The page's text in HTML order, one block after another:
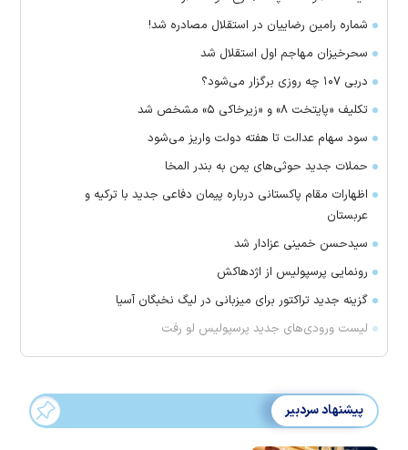
شماره رامین رضاییان در استقلال مصادره شد!
سحرخیزان مهاجم اول استقلال شد
دربی ۱۰۷ چه روزی برگزار می‌شود؟
تکلیف «پایتخت ۸» و «زیرخاکی ۵» مشخص شد
سود سهام عدالت تا هفته دولت واریز می‌شود
حملات جدید حوثی‌های یمن به بندر المخا
اظهارات مقام پاکستانی درباره پیمان دفاعی جدید با ترکیه و
عربستان
سیدحسن خمینی عزادار شد
رونمایی پرسپولیس از اژدهاکش
گزینه جدید تراکتور برای میزبانی در لیگ نخبگان آسیا
لیست ورودی‌های جدید پرسپولیس لو رفت
پیشنهاد سردبیر